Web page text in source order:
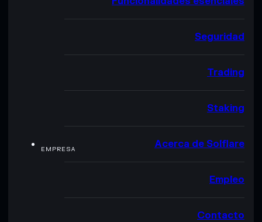
Seguridad
Trading
Staking
EMPRESA Acerca de Solflare
Empleo
Contacto